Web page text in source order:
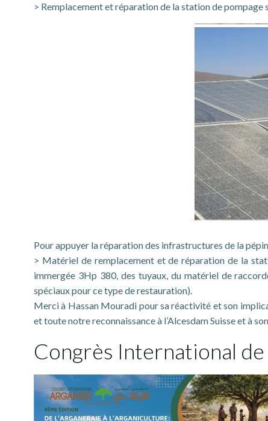
> Remplacement et réparation de la station de
Pour appuyer la réparation des infrastructures de la
> Matériel de remplacement et de réparation de la
immergée 3Hp 380, des tuyaux, du matériel de
spéciaux pour ce type de restauration).
Merci à Hassan Mouradi pour sa réactivité et son
et toute notre reconnaissance à l’Alcesdam Suisse et à
Congrès International